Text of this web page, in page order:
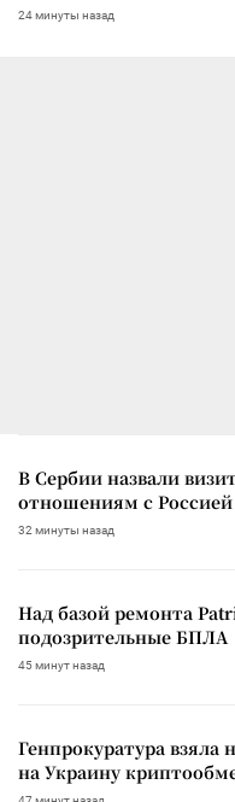
24 минуты назад
В Сербии назвали
отношениям с Россией
32 минуты назад
Над базой ремонта
подозрительные БПЛА
45 минут назад
Генпрокуратура взяла
на Украину